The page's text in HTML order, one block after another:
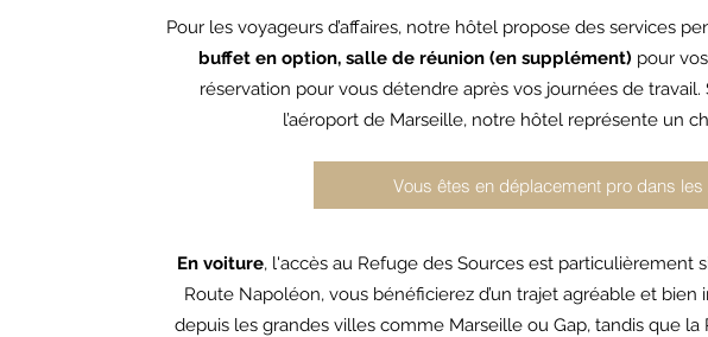
Pour les voyageurs d’affaires, notre hôtel propose des services
buffet en option, salle de réunion (en supplément) pour
réservation pour vous détendre après vos journées de
l’aéroport de Marseille, notre hôtel représente un
Vous êtes en déplacement pro dans
En voiture, l'accès au Refuge des Sources est particulièrement
Route Napoléon, vous bénéficierez d’un trajet agréable et bien
depuis les grandes villes comme Marseille ou Gap, tandis que